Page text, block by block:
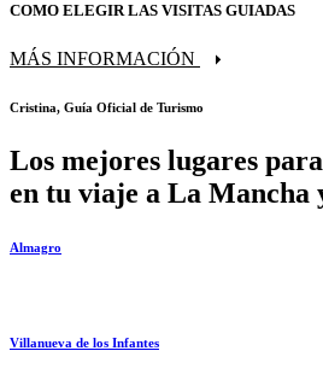
COMO ELEGIR LAS VISITAS GUIADAS
MÁS INFORMACIÓN
Cristina, Guía Oficial de Turismo
Los mejores lugares
en tu viaje a La Mancha
Almagro
Villanueva de los Infantes